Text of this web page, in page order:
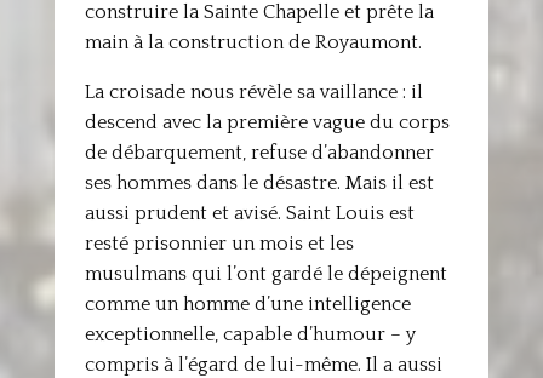
construire la Sainte Chapelle et prête la
main à la construction de Royaumont.
La croisade nous révèle sa vaillance : il
descend avec la première vague du corps
de débarquement, refuse d’abandonner
ses hommes dans le désastre. Mais il est
aussi prudent et avisé. Saint Louis est
resté prisonnier un mois et les
musulmans qui l’ont gardé le dépeignent
comme un homme d’une intelligence
exceptionnelle, capable d’humour – y
compris à l’égard de lui-même. Il a aussi